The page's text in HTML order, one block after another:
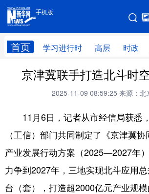
手机版
首页 学习进行时 高层 时政
手机版
网站地图
学习进行时 高层 时政
财经 网评
台湾 思客智库 全球连线
科技 科普 体育
健康 军事 访谈
图片 中央文件 金融
京津冀联手打造北斗时
2025-11-09 08:59:25 来源：北
11月6日，记者从市经信局获悉
（工信）部门共同制定了《京津冀
产业发展行动方案（2025—2027年
力争到2027年，三地实现北斗应用
台（套），打造超2000亿元产业规